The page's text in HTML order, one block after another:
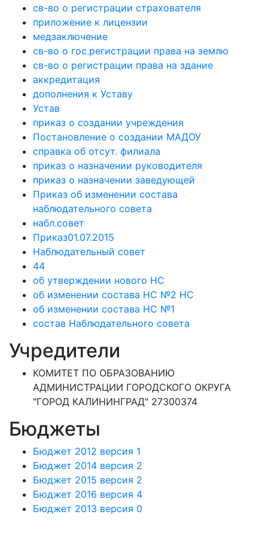
св-во о регистрации страхователя
приложение к лицензии
медзаключение
св-во о гос.регистрации права на землю
св-во о регистрации права на здание
аккредитация
дополнения к Уставу
Устав
приказ о создании учреждения
Постановление о создании МАДОУ
справка об отсут. филиала
приказ о назначении руководителя
приказ о назначении заведующей
Приказ об изменении состава
наблюдательного совета
набл.совет
Приказ01.07.2015
Наблюдательный совет
44
об утверждении нового НС
об изменении состава НС №2 НС
об изменении состава НС №1
состав Наблюдательного совета
Учредители
КОМИТЕТ ПО ОБРАЗОВАНИЮ
АДМИНИСТРАЦИИ ГОРОДСКОГО ОКРУГА
"ГОРОД КАЛИНИНГРАД" 27300374
Бюджеты
Бюджет 2012 версия 1
Бюджет 2014 версия 2
Бюджет 2015 версия 2
Бюджет 2016 версия 4
Бюджет 2013 версия 0